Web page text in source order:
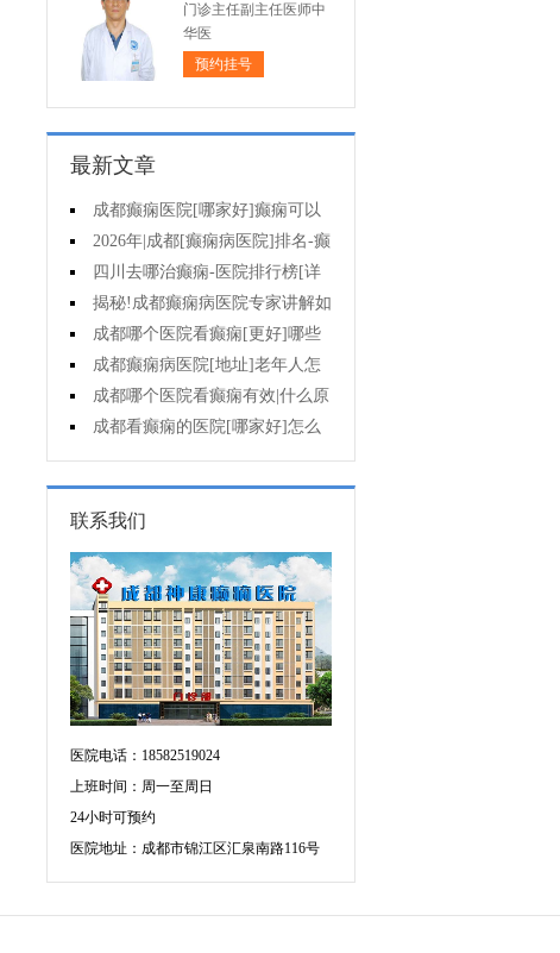
门诊主任副主任医师中
华医
预约挂号
最新文章
成都癫痫医院[哪家好]癫痫可以
治的吗?
2026年|成都[癫痫病医院]排名-癫
痫专业的治疗方法都有什么?
四川去哪治癫痫-医院排行榜[详
细排名]在四川治疗癫痫病要多少
钱?
揭秘!成都癫痫病医院专家讲解如
何降低孩子癫痫病的发作次数?
成都哪个医院看癫痫[更好]哪些
因素与癫痫发作的治疗费用有关?
成都癫痫病医院[地址]老年人怎
样防止羊角风发生?
成都哪个医院看癫痫有效|什么原
因导致的癫痫?
成都看癫痫的医院[哪家好]怎么
有效治癫痫?
联系我们
医院电话：18582519024
上班时间：周一至周日
24小时可预约
医院地址：成都市锦江区汇泉南路116号